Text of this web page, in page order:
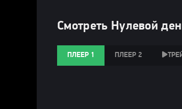
Смотреть Нулевой
ПЛЕЕР 1 ПЛЕЕР 2